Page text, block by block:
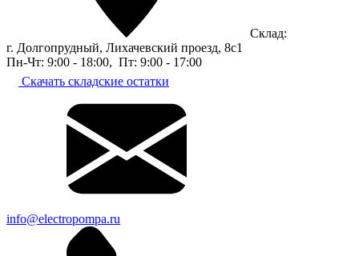
Склад:
г. Долгопрудный, Лихачевский проезд, 8c1
Пн-Чт: 9:00 - 18:00, Пт: 9:00 - 17:00
Скачать складские остатки
info@electropompa.ru